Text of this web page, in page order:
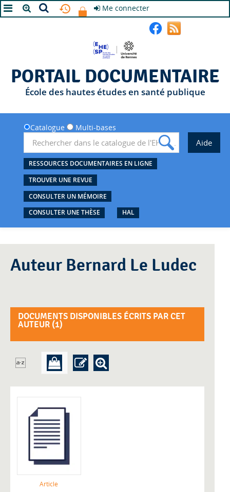
Me connecter
PORTAIL DOCUMENTAIRE
École des hautes études en santé publique
Catalogue Multi-bases
RESSOURCES DOCUMENTAIRES EN LIGNE
TROUVER UNE REVUE
CONSULTER UN MÉMOIRE
CONSULTER UNE THÈSE
HAL
Auteur Bernard Le Ludec
DOCUMENTS DISPONIBLES ÉCRITS PAR CET
AUTEUR (1)
Article